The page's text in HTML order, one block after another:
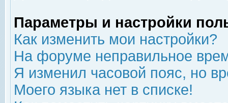
Параметры и настройки
Как изменить мои настройки?
На форуме неправильное
Я изменил часовой пояс, но
Моего языка нет в списке!